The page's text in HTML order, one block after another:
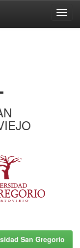
San Gregorio